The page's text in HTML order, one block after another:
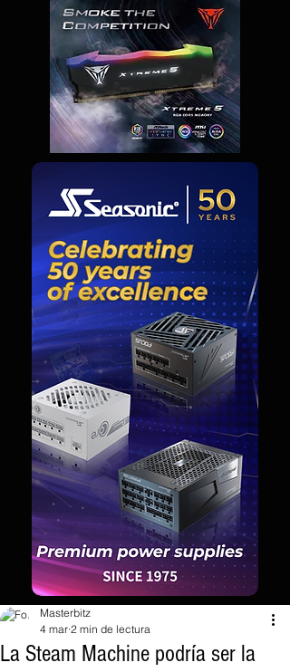
La Steam Machine podría ser la
Masterbitz
4 mar 2 min de lectura